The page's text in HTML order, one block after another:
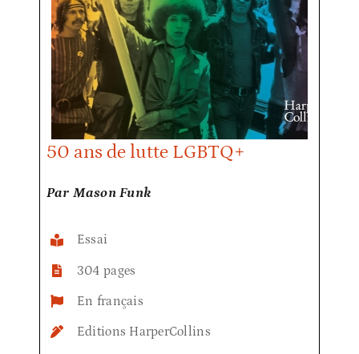
50 ans de lutte LGBTQ+
Par Mason Funk
Essai
304 pages
En français
Editions HarperCollins